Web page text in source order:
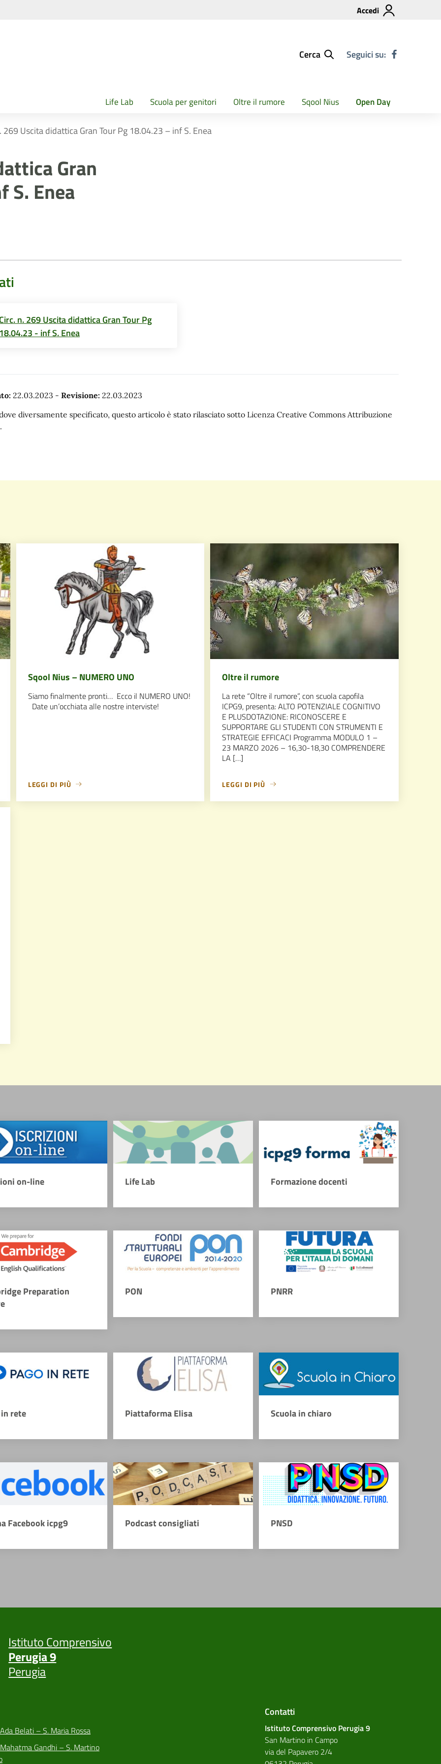
Accedi
Cerca Seguici su:
Life Lab Scuola per genitori Oltre il rumore Sqool Nius Open Day
269 Uscita didattica Gran Tour Pg 18.04.23 – inf S. Enea
Gran
S. Enea
n. 269 Uscita didattica Gran Tour Pg
- inf S. Enea
22.03.2023 - Revisione: 22.03.2023
diversamente specificato, questo articolo è stato rilasciato sotto Licenza Creative Commons Attribuzione
Sqool Nius – NUMERO UNO
Siamo finalmente pronti… Ecco il NUMERO UNO!
Date un’occhiata alle nostre interviste!
LEGGI DI PIÙ
Oltre il rumore
La rete “Oltre il rumore”, con scuola capofila
ICPG9, presenta: ALTO POTENZIALE COGNITIVO
E PLUSDOTAZIONE: RICONOSCERE E
SUPPORTARE GLI STUDENTI CON STRUMENTI E
STRATEGIE EFFICACI Programma MODULO 1 –
23 MARZO 2026 – 16,30-18,30 COMPRENDERE
LA […]
LEGGI DI PIÙ
on-line Life Lab Formazione docenti
Preparation
PON PNRR
rete Piattaforma Elisa Scuola in chiaro
Facebook icpg9 Podcast consigliati PNSD
Istituto Comprensivo
Perugia 9
Perugia
Belati – S. Maria Rossa
Gandhi – S. Martino
Contatti
Istituto Comprensivo Perugia 9
San Martino in Campo
via del Papavero 2/4